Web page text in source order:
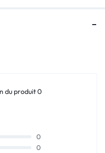
du produit 0
0
0